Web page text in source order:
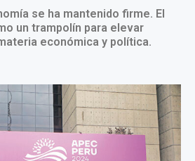
se ha mantenido firme. El
un trampolín para elevar
económica y política.